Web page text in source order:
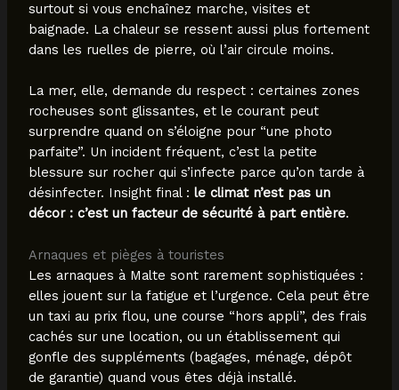
surtout si vous enchaînez marche, visites et
baignade. La chaleur se ressent aussi plus fortement
dans les ruelles de pierre, où l’air circule moins.
La mer, elle, demande du respect : certaines zones
rocheuses sont glissantes, et le courant peut
surprendre quand on s’éloigne pour “une photo
parfaite”. Un incident fréquent, c’est la petite
blessure sur rocher qui s’infecte parce qu’on tarde à
désinfecter. Insight final : le climat n’est pas un
décor : c’est un facteur de sécurité à part entière.
Arnaques et pièges à touristes
Les arnaques à Malte sont rarement sophistiquées :
elles jouent sur la fatigue et l’urgence. Cela peut être
un taxi au prix flou, une course “hors appli”, des frais
cachés sur une location, ou un établissement qui
gonfle des suppléments (bagages, ménage, dépôt
de garantie) quand vous êtes déjà installé.